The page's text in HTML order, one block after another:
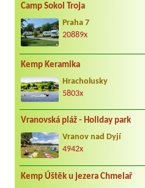
Camp Sokol Troja
Praha 7
20889x
Kemp Keramika
Hracholusky
5803x
Vranovská pláž - Holiday park
Vranov nad Dyjí
4942x
Kemp Úštěk u jezera Chmelař